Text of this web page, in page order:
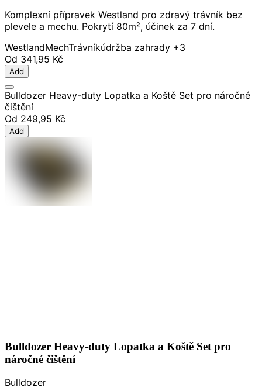
Komplexní přípravek Westland pro zdravý trávník bez
plevele a mechu. Pokrytí 80m², účinek za 7 dní.
WestlandMechTrávníkúdržba zahrady +3
Od 341,95 Kč
Add
Bulldozer Heavy-duty Lopatka a Koště Set pro náročné
čištění
Od 249,95 Kč
Add
Bulldozer Heavy-duty Lopatka a Koště Set pro
náročné čištění
Bulldozer